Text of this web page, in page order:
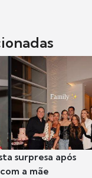
surpresa após
a mãe